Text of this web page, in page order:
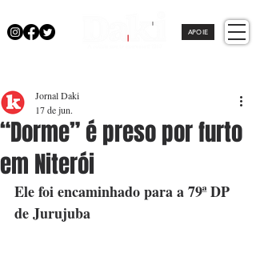
APOIE
“Dorme” é preso por furto
em Niterói
Jornal Daki
17 de jun.
Ele foi encaminhado para a 79ª DP
de Jurujuba